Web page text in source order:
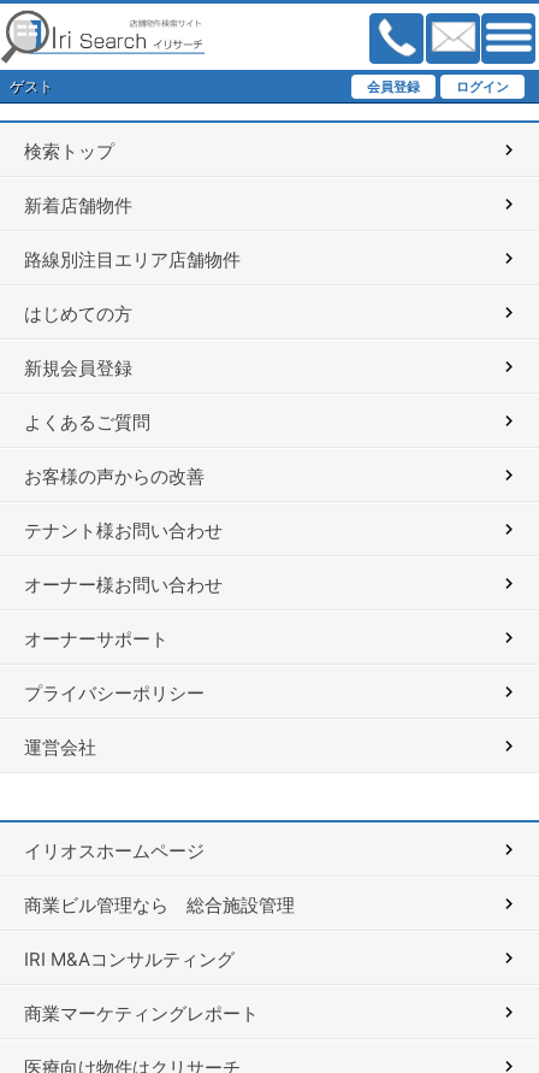
ゲスト
検索トップ
新着店舗物件
路線別注目エリア店舗物件
はじめての方
新規会員登録
よくあるご質問
お客様の声からの改善
テナント様お問い合わせ
オーナー様お問い合わせ
オーナーサポート
プライバシーポリシー
運営会社
イリオスホームページ
商業ビル管理なら 総合施設管理
IRI M&Aコンサルティング
商業マーケティングレポート
医療向け物件はクリサーチ